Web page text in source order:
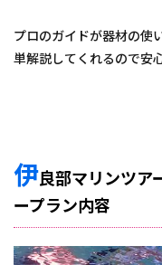
プロのガイドが器材の使
単解説してくれるので安
伊良部マリンツア
ープラン内容